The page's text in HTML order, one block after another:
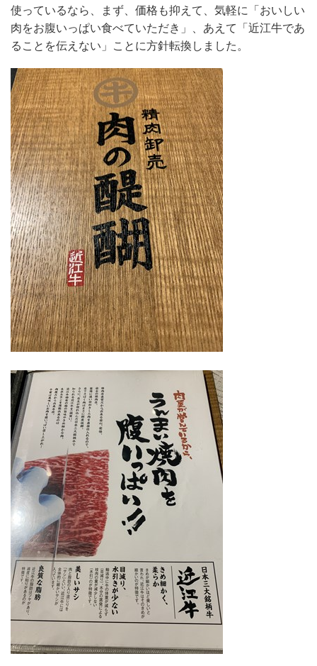
使っているなら、まず、価格も抑えて、気軽に「おいしい
肉をお腹いっぱい食べていただき」、あえて「近江牛であ
ることを伝えない」ことに方針転換しました。